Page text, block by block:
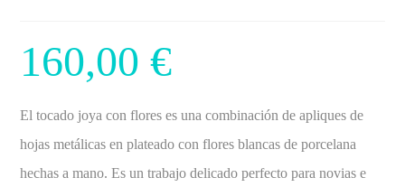
160,00€
El tocado joya con flores es una combinación de apliques de
hojas metálicas en plateado con flores blancas de porcelana
hechas a mano. Es un trabajo delicado perfecto para novias e